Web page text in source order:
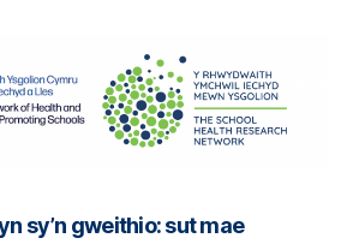
sy’n gweithio: sut mae